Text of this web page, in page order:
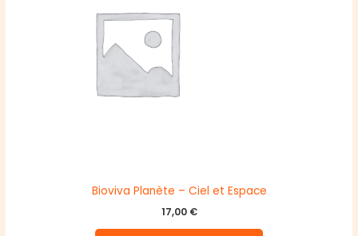
Bioviva Planète – Ciel et Espace
17,00 €